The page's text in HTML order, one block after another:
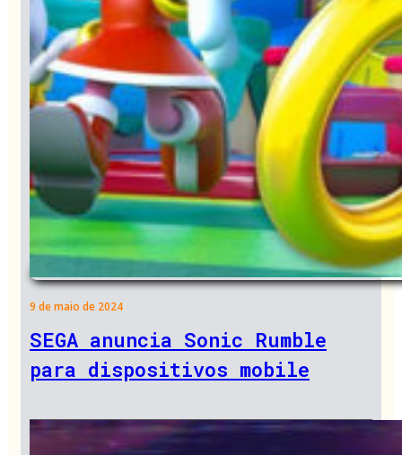
9 de maio de 2024
SEGA anuncia Sonic Rumble
para dispositivos mobile